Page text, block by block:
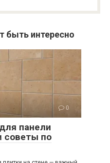
быть интересно
0
панели
советы по